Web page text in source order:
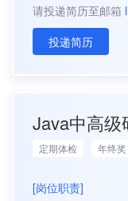
请投递简历至邮箱
投递简历
Java中高级
定期体检 年终奖
[岗位职责]